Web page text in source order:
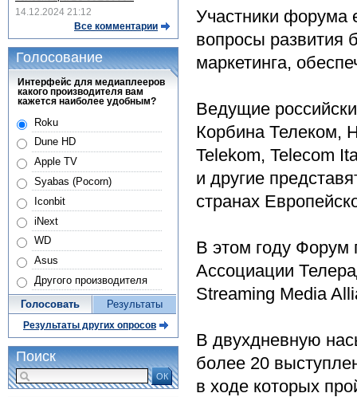
Участники форума
вопросы развития
маркетинга,
Ведущие
Корбина Телеком,
Telekom, Telecom
и другие
странах
В этом году Форум
Ассоциации
Streaming Media
В двухдневную
более 20
в ходе которых
14.12.2024 21:12
Все комментарии
Голосование
Интерфейс для медиаплееров
какого производителя вам
кажется наиболее удобным?
Roku
Dune HD
Apple TV
Syabas (Pocorn)
Iconbit
iNext
WD
Asus
Другого производителя
Голосовать Результаты
Результаты других опросов
Поиск
ОК